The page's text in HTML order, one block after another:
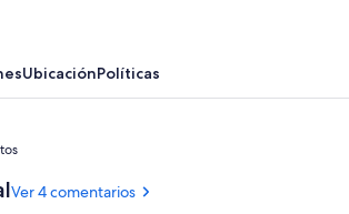
UbicaciónPolíticas
Ver 4 comentarios